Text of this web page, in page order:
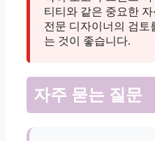
티티와 같은 중요한 자
전문 디자이너의 검토
는 것이 좋습니다.
자주 묻는 질문